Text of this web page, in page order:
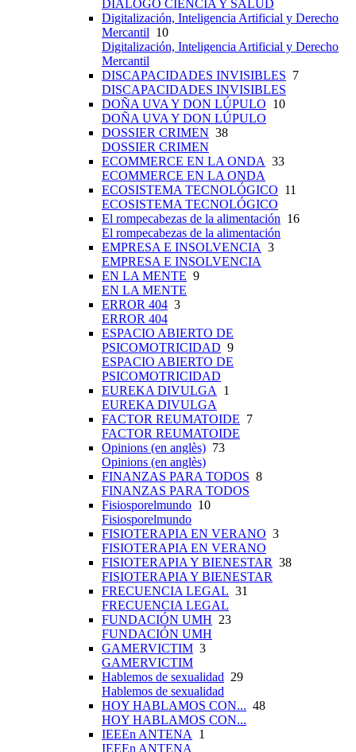
DIÁLOGO CIENCIA Y SALUD
Digitalización, Inteligencia Artificial y Derecho
Mercantil 10
Digitalización, Inteligencia Artificial y Derecho
Mercantil
DISCAPACIDADES INVISIBLES 7
DISCAPACIDADES INVISIBLES
DOÑA UVA Y DON LÚPULO 10
DOÑA UVA Y DON LÚPULO
DOSSIER CRIMEN 38
DOSSIER CRIMEN
ECOMMERCE EN LA ONDA 33
ECOMMERCE EN LA ONDA
ECOSISTEMA TECNOLÓGICO 11
ECOSISTEMA TECNOLÓGICO
El rompecabezas de la alimentación 16
El rompecabezas de la alimentación
EMPRESA E INSOLVENCIA 3
EMPRESA E INSOLVENCIA
EN LA MENTE 9
EN LA MENTE
ERROR 404 3
ERROR 404
ESPACIO ABIERTO DE
PSICOMOTRICIDAD 9
ESPACIO ABIERTO DE
PSICOMOTRICIDAD
EUREKA DIVULGA 1
EUREKA DIVULGA
FACTOR REUMATOIDE 7
FACTOR REUMATOIDE
Opinions (en anglès) 73
Opinions (en anglès)
FINANZAS PARA TODOS 8
FINANZAS PARA TODOS
Fisiosporelmundo 10
Fisiosporelmundo
FISIOTERAPIA EN VERANO 3
FISIOTERAPIA EN VERANO
FISIOTERAPIA Y BIENESTAR 38
FISIOTERAPIA Y BIENESTAR
FRECUENCIA LEGAL 31
FRECUENCIA LEGAL
FUNDACIÓN UMH 23
FUNDACIÓN UMH
GAMERVICTIM 3
GAMERVICTIM
Hablemos de sexualidad 29
Hablemos de sexualidad
HOY HABLAMOS CON... 48
HOY HABLAMOS CON...
IEEEn ANTENA 1
IEEEn ANTENA